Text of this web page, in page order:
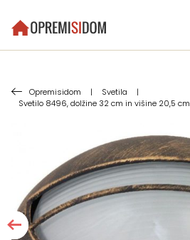
Opremisidom | Svetila
|
Svetilo 8496, dolžine 32 cm in višine 20,5 cm